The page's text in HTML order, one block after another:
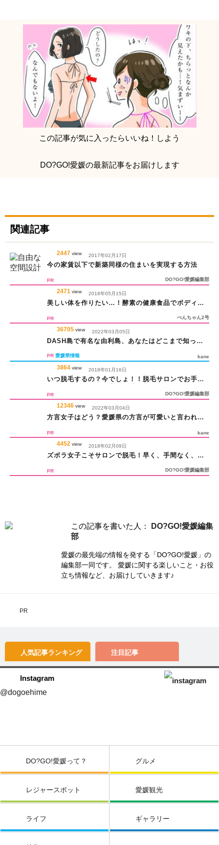
この記事が気に入ったらいいね！しよう
DO?GO!愛媛の最新記事をお届けします
関連記事
2447 view 2017年02月17日
今の家賃以下で新築同様の住まいを実現する方法
PR DO?GO!愛媛編集部
2471 view 2018年05月15日
美しい体を作りたい…！酵素の健康食品でボディメ
PR ぺんちゃん2号
36705 view 2022年03月05日
DASH島で有名な由利島、あなたはどこまで知って
PR 愛媛県情報 kane
3864 view 2018年01月16日
いつ脱毛するの？今でしょ！！脱毛サロンでお手軽
PR DO?GO!愛媛編集部
12346 view 2022年03月04日
方言女子はどう？愛媛県の方言が可愛いと言われる
PR kane
4452 view 2018年02月09日
ズボラ女子こそサロンで脱毛！早く、手間なく、サ
PR DO?GO!愛媛編集部
この記事を書いた人：
DO?GO!愛媛編集
部
愛媛の最先端の情報を発する「DO?GO!愛媛」の
編集部一同です。 愛媛に関する楽しいこと・お役
立ち情報など、お届けしていきます♪
PR
人気記事ランキング 注目記事
Instagram
@dogoehime
DO?GO!愛媛って？ グルメ
レジャースポット 愛媛観光
ライフ ギャラリー